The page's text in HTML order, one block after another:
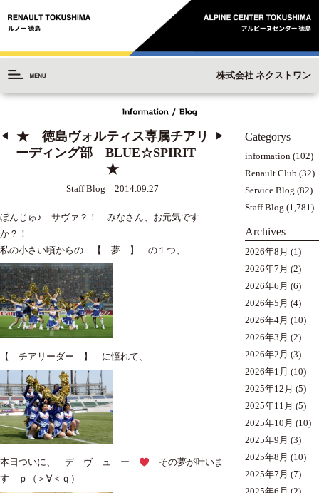
株式会社 ネクストワン
◀︎
★ 徳島ヴォルティス専属チアリ
ーディング部 BLUE☆SPIRIT
★
Staff Blog 2014.09.27
▶︎
ぼんじゅ♪ サヴァ？！ みなさん、お元気です
か？！
私の小さい頃からの 【 夢 】 の１つ、
【 チアリーダー 】 に憧れて、
本日ついに、 デ ヴ ュ ー
その夢が叶いま
す ｐ（＞∀＜ｑ）
Categorys
information (102)
Renault Club (32)
Service Blog (82)
Staff Blog (1,781)
Archives
2026年8月 (1)
2026年7月 (2)
2026年6月 (6)
2026年5月 (4)
2026年4月 (10)
2026年3月 (2)
2026年2月 (3)
2026年1月 (10)
2025年12月 (5)
2025年11月 (5)
2025年10月 (10)
2025年9月 (3)
2025年8月 (10)
2025年7月 (7)